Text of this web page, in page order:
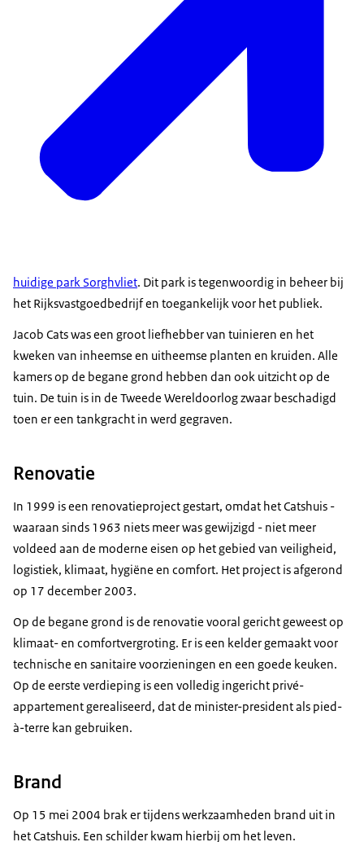
huidige park Sorghvliet. Dit park is tegenwoordig in beheer bij
het Rijksvastgoedbedrijf en toegankelijk voor het publiek.
Jacob Cats was een groot liefhebber van tuinieren en het
kweken van inheemse en uitheemse planten en kruiden. Alle
kamers op de begane grond hebben dan ook uitzicht op de
tuin. De tuin is in de Tweede Wereldoorlog zwaar beschadigd
toen er een tankgracht in werd gegraven.
Renovatie
In 1999 is een renovatieproject gestart, omdat het Catshuis -
waaraan sinds 1963 niets meer was gewijzigd - niet meer
voldeed aan de moderne eisen op het gebied van veiligheid,
logistiek, klimaat, hygiëne en comfort. Het project is afgerond
op 17 december 2003.
Op de begane grond is de renovatie vooral gericht geweest op
klimaat- en comfortvergroting. Er is een kelder gemaakt voor
technische en sanitaire voorzieningen en een goede keuken.
Op de eerste verdieping is een volledig ingericht privé-
appartement gerealiseerd, dat de minister-president als pied-
à-terre kan gebruiken.
Brand
Op 15 mei 2004 brak er tijdens werkzaamheden brand uit in
het Catshuis. Een schilder kwam hierbij om het leven.